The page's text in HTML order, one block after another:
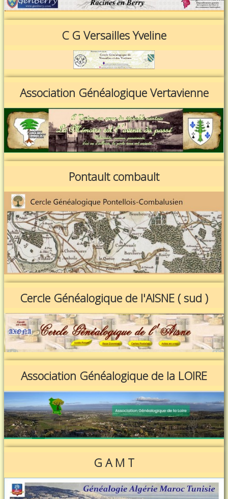
C G Versailles Yveline
Association Généalogique Vertavienne
Pontault combault
Cercle Généalogique de l'AISNE ( sud )
Association Généalogique de la LOIRE
G A M T